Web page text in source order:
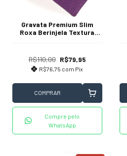
Gravata Premium Slim
Roxa Berinjela Textura
R$110,00 R$79,95
R$76,75 com Pix
COMPRAR
Compre pelo
WhatsApp